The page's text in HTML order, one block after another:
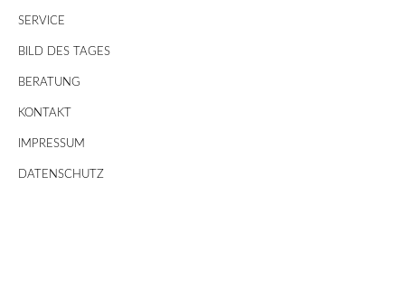
SERVICE
BILD DES TAGES
BERATUNG
KONTAKT
IMPRESSUM
DATENSCHUTZ